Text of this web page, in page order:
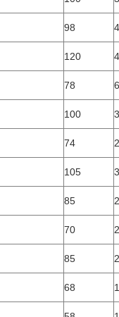
98
120
78
100
74
105
85
70
85
68